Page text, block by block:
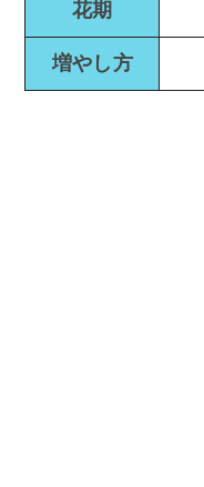
花期
増やし方